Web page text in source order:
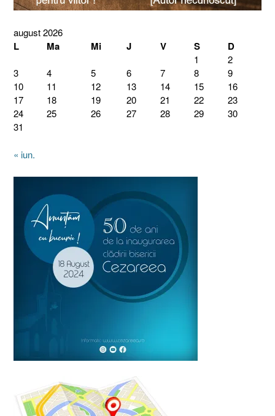
august 2026
L Ma Mi J V S D
1
2
3
4 5 6 7 8
9
10
11 12 13 14 15
16
17
18 19 20 21 22
23
24
25 26 27 28 29
30
31
« iun.